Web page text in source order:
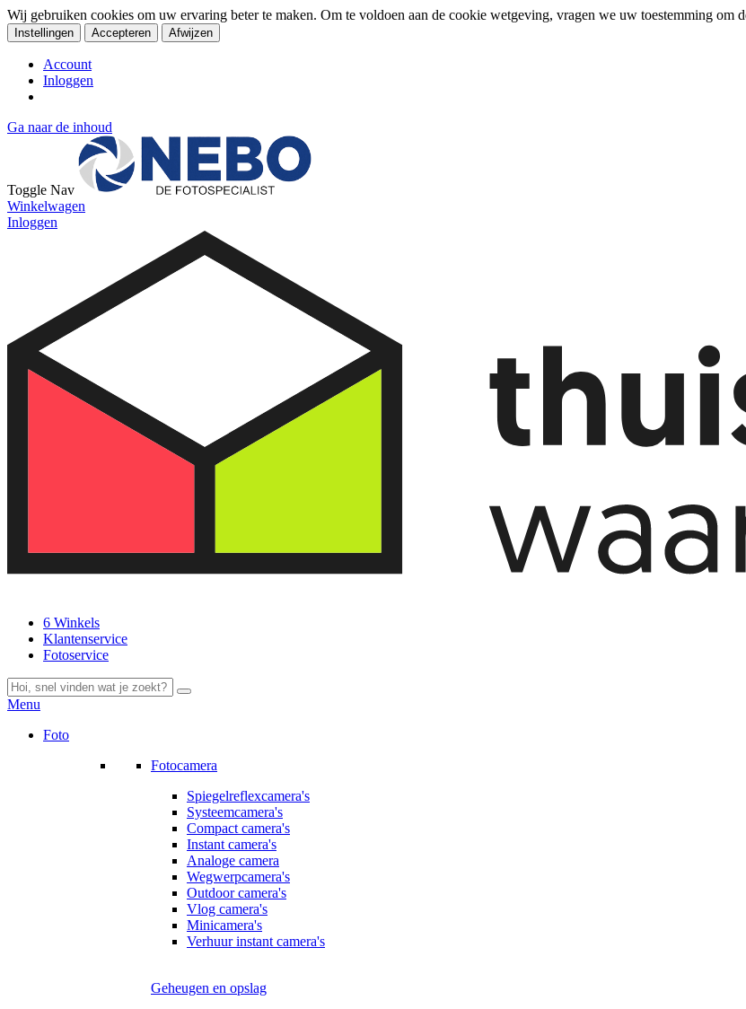
Wij gebruiken cookies om uw ervaring beter te maken. Om te voldoen aan de cookie wetgeving, vragen we uw toestemming om
Instellingen Accepteren Afwijzen
Account
Inloggen
Ga naar de inhoud
Toggle Nav
Winkelwagen
Inloggen
6 Winkels
Klantenservice
Fotoservice
Menu
Foto
Fotocamera
Spiegelreflexcamera's
Systeemcamera's
Compact camera's
Instant camera's
Analoge camera
Wegwerpcamera's
Outdoor camera's
Vlog camera's
Minicamera's
Verhuur instant camera's
Geheugen en opslag